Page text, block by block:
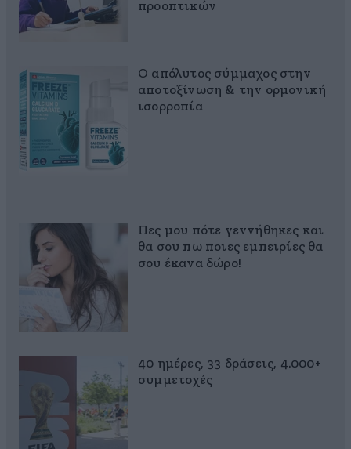
προοπτικών
Ο απόλυτος σύμμαχος στην
αποτοξίνωση & την ορμονική
ισορροπία
Πες μου πότε γεννήθηκες και
θα σου πω ποιες εμπειρίες θα
σου έκανα δώρο!
40 ημέρες, 33 δράσεις, 4.000+
συμμετοχές